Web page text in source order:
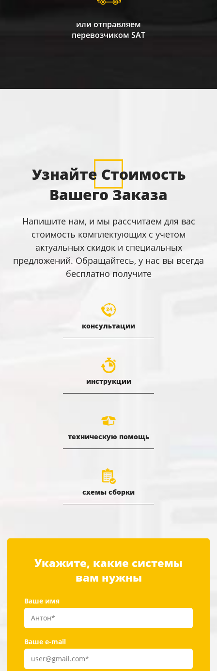
или отправляем
перевозчиком SAT
Узнайте Стоимость
Вашего Заказа
Напишите нам, и мы рассчитаем для вас
стоимость комплектующих с учетом
актуальных скидок и специальных
предложений. Обращайтесь, у нас вы всегда
бесплатно получите
консультации
инструкции
техническую помощь
схемы сборки
Укажите, какие системы
вам нужны
Ваше имя
Ваше e-mail